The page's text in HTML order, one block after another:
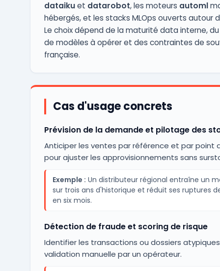
dataikuet datarobot, les moteurs automl
hébergés, et les stacks MLOps ouverts autour
Le choix dépend de la maturité data interne,
de modèles à opérer et des contraintes de
française.
Cas d'usage concrets
Prévision de la demande et pilotage des
Anticiper les ventes par référence et par point
pour ajuster les approvisionnements sans
Exemple : Un distributeur régional entraîne un
sur trois ans d'historique et réduit ses ruptures
en six mois.
Détection de fraude et scoring de risque
Identifier les transactions ou dossiers
validation manuelle par un opérateur.